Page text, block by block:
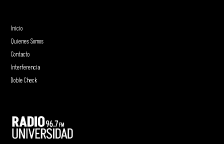
Inicio
Quienes Somos
Contacto
Interferencia
Doble Check